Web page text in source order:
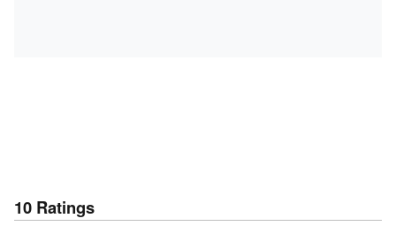
10 Ratings